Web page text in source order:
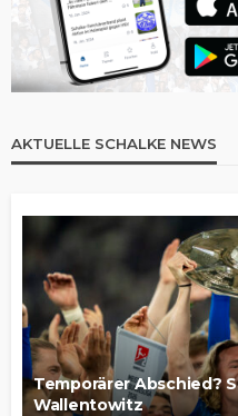
AKTUELLE SCHALKE NEWS
Temporärer Abschied?
Wallentowitz